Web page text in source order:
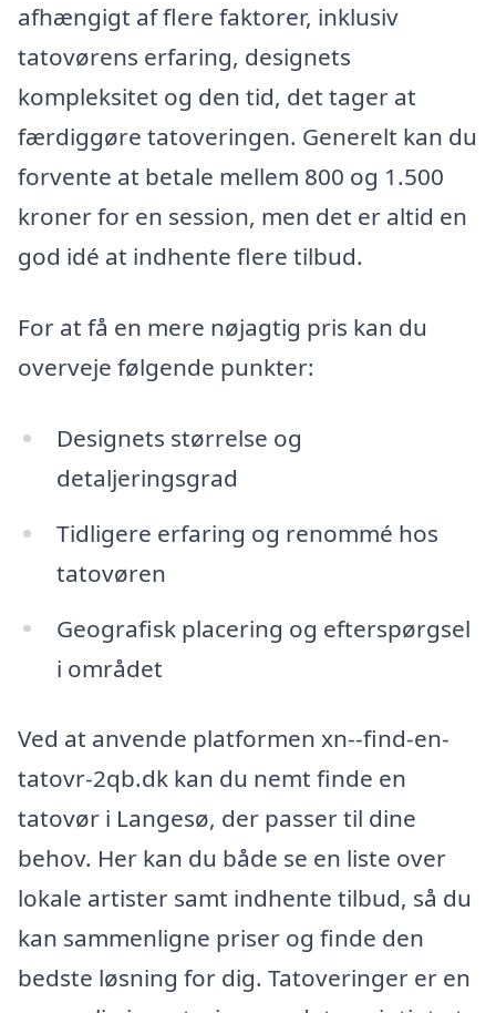
afhængigt af flere faktorer, inklusiv
tatovørens erfaring, designets
kompleksitet og den tid, det tager at
færdiggøre tatoveringen. Generelt kan du
forvente at betale mellem 800 og 1.500
kroner for en session, men det er altid en
god idé at indhente flere tilbud.
For at få en mere nøjagtig pris kan du
overveje følgende punkter:
Designets størrelse og
detaljeringsgrad
Tidligere erfaring og renommé hos
tatovøren
Geografisk placering og efterspørgsel
i området
Ved at anvende platformen xn--find-en-
tatovr-2qb.dk kan du nemt finde en
tatovør i Langesø, der passer til dine
behov. Her kan du både se en liste over
lokale artister samt indhente tilbud, så du
kan sammenligne priser og finde den
bedste løsning for dig. Tatoveringer er en